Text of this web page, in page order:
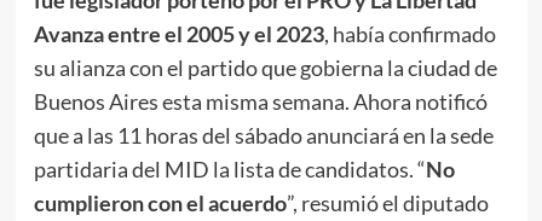
Avanza entre el 2005 y el 2023, había confirmado
su alianza con el partido que gobierna la ciudad de
Buenos Aires esta misma semana. Ahora notificó
que a las 11 horas del sábado anunciará en la sede
partidaria del MID la lista de candidatos. “No
cumplieron con el acuerdo”, resumió el diputado